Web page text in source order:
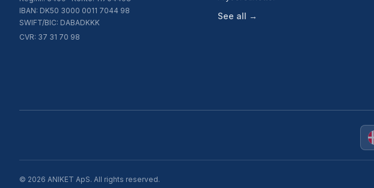
IBAN: DK50 3000 0011 7044 98
SWIFT/BIC: DABADKKK
CVR: 37 31 70 98
See all →
© 2026 ANIKET ApS. All rights reserved.